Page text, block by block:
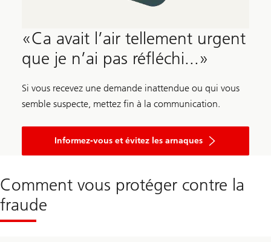
«Ca avait l’air tellement urgent
que je n’ai pas réfléchi...»
Si vous recevez une demande inattendue ou qui vous
semble suspecte, mettez fin à la communication.
Informez-vous et évitez les arnaques
Comment vous protéger contre la
fraude